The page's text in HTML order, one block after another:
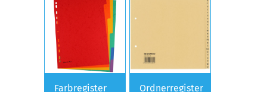
Farbregister
Ordnerregister